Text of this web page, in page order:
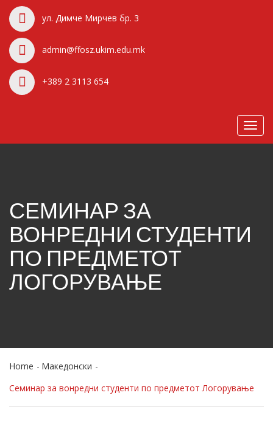
ул. Димче Мирчев бр. 3
admin@ffosz.ukim.edu.mk
+389 2 3113 654
СЕМИНАР ЗА
ВОНРЕДНИ СТУДЕНТИ
ПО ПРЕДМЕТОТ
ЛОГОРУВАЊЕ
Home
Македонски
Семинар за вонредни студенти по предметот Логорување